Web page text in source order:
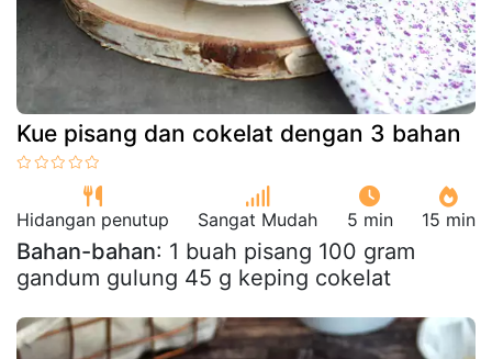
Kue pisang dan cokelat dengan 3 bahan
Hidangan penutup Sangat Mudah 5 min 15 min
Bahan-bahan: 1 buah pisang 100 gram
gandum gulung 45 g keping cokelat